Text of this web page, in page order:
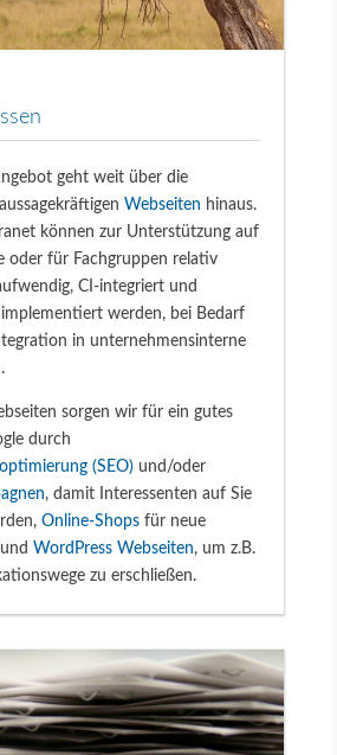
geht weit über die
Webseiten hinaus.
können zur Unterstützung auf
oder für Fachgruppen relativ
CI-integriert und
werden, bei Bedarf
in unternehmensinterne
sorgen wir für ein gutes
durch
(SEO)und/oder
, damit Interessenten auf Sie
Online-Shopsfür neue
WordPress Webseiten, um z.B.
zu erschließen.